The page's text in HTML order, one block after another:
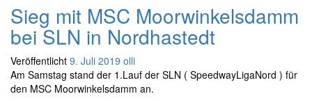
Sieg mit MSC Moorwinkelsdamm
bei SLN in Nordhastedt
Veröffentlicht 9. Juli 2019 olli
Am Samstag stand der 1.Lauf der SLN ( SpeedwayLigaNord ) für
den MSC Moorwinkelsdamm an.